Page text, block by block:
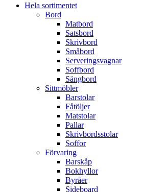
Hela sortimentet
Bord
Matbord
Satsbord
Skrivbord
Småbord
Serveringsvagnar
Soffbord
Sängbord
Sittmöbler
Barstolar
Fåtöljer
Matstolar
Pallar
Skrivbordsstolar
Soffor
Förvaring
Barskåp
Bokhyllor
Byråer
Sideboard